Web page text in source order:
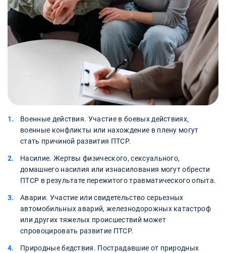
Военные действия. Участие в боевых действиях,
военные конфликты или нахождение в плену могут
стать причиной развития ПТСР.
Насилие. Жертвы физического, сексуального,
домашнего насилия или изнасилования могут обрести
ПТСР в результате пережитого травматического опыта.
Аварии. Участие или свидетельство серьезных
автомобильных аварий, железнодорожных катастроф
или других тяжелых происшествий может
спровоцировать развитие ПТСР.
Природные бедствия. Пострадавшие от природных